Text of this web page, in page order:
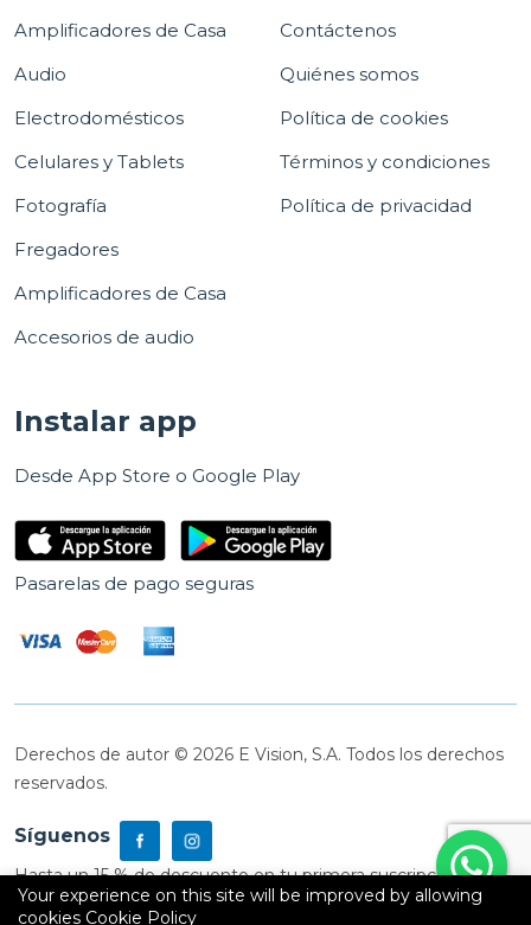
Amplificadores de Casa
Audio
Electrodomésticos
Celulares y Tablets
Fotografía
Fregadores
Amplificadores de Casa
Accesorios de audio
Contáctenos
Quiénes somos
Política de cookies
Términos y condiciones
Política de privacidad
Instalar app
Desde App Store o Google Play
Pasarelas de pago seguras
Derechos de autor © 2026 E Vision, S.A. Todos los derechos
reservados.
Síguenos
Hasta un 15 % de descuento en tu primera suscripción
Your experience on this site will be improved by allowing
cookies Cookie Policy